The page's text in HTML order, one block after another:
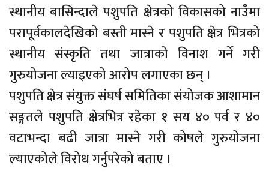
स्थानीय बासिन्दाले पशुपति क्षेत्रको विकासको नाउँमा
परापूर्वकालदेखिको बस्ती मास्ने र पशुपति क्षेत्र भित्रको
स्थानीय संस्कृति तथा जात्राको विनाश गर्ने गरी
गुरुयोजना ल्याइएको आरोप लगाएका छन् ।
पशुपति क्षेत्र संयुक्त संघर्ष समितिका संयोजक आशामान
सङ्गतले पशुपति क्षेत्रभित्र रहेका १ सय ४० पर्व र ४०
वटाभन्दा बढी जात्रा मास्ने गरी कोषले गुरुयोजना
ल्याएकोले विरोध गर्नुपरेको बताए ।